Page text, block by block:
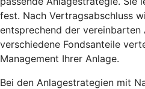
fest. Nach Vertragsabschluss
entsprechend der vereinbarten
verschiedene Fondsanteile
Management Ihrer Anlage.
Bei den Anlagestrategien mit